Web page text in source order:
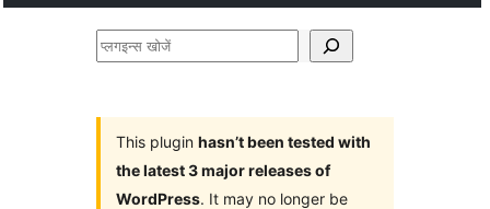
प्लगइन्स
This plugin hasn’t been tested with
the latest 3 major releases of
WordPress. It may no longer be